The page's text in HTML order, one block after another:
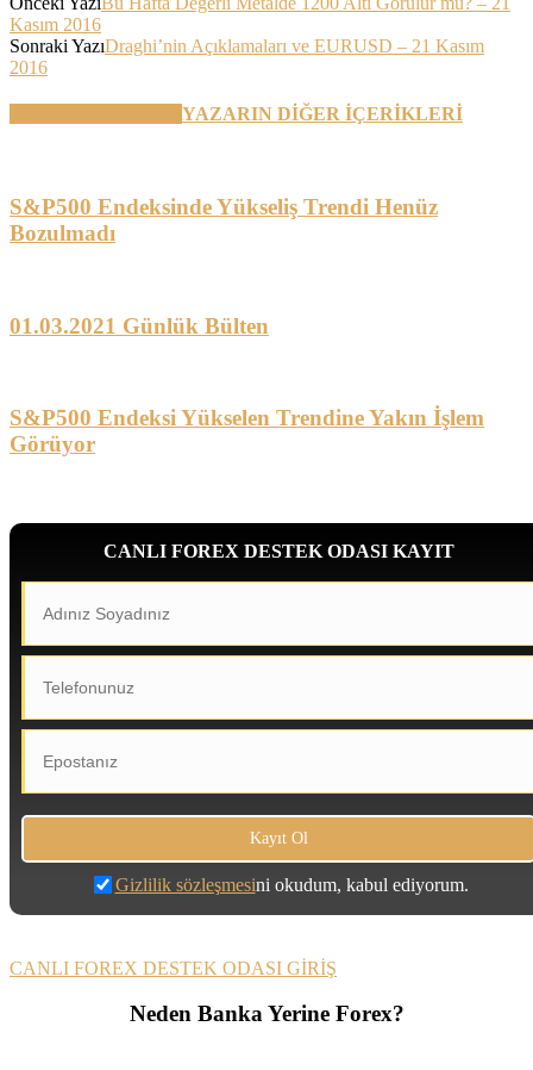
Kasım 2016
Sonraki YazıDraghi’nin Açıklamaları ve EURUSD – 21 Kasım
2016
YAZARIN DİĞER İÇERİKLERİ
S&P500 Endeksinde Yükseliş Trendi Henüz
Bozulmadı
01.03.2021 Günlük Bülten
S&P500 Endeksi Yükselen Trendine Yakın İşlem
Görüyor
CANLI FOREX DESTEK ODASI KAYIT
Gizlilik sözleşmesini okudum, kabul ediyorum.
CANLI FOREX DESTEK ODASI GİRİŞ
Neden Banka Yerine Forex?